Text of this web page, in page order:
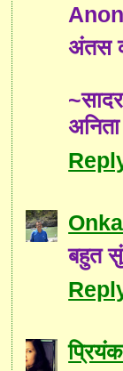
अंतस
~सादर
बहुत